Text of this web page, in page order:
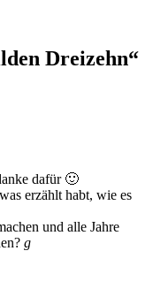
Dreizehn“
dafür 🙂
erzählt habt, wie es
und alle Jahre
g